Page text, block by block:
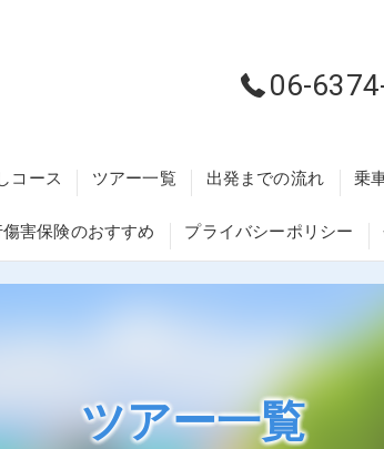
06-
コース ツアー一覧 出発までの流れ 乗
大
害保険のおすすめ プライバシーポリシー
ツアー一覧